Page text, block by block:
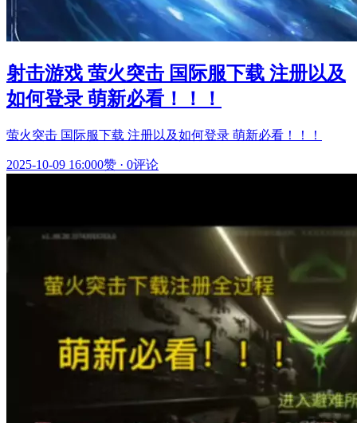
射击游戏 萤火突击 国际服下载 注册以及
如何登录 萌新必看！！！
萤火突击 国际服下载 注册以及如何登录 萌新必看！！！
2025-10-09 16:000赞 · 0评论